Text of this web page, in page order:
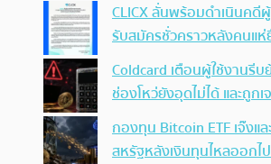
CLICX ลั่นพร้อมดำเนินค
รับสมัครชั่วคราวหลังคนแ
Coldcard เตือนผู้ใช้งานรี
ช่องโหว่ยังอุดไม่ได้ และถูกเ
กองทุน Bitcoin ETF เจ๊งแ
สหรัฐหลังเงินทุนไหลออกไ